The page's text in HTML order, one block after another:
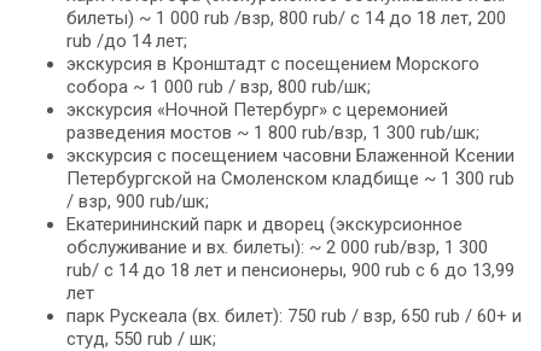
билеты) ~ 1 000 rub /взр, 800 rub/ c 14 до 18 лет, 200
rub /до 14 лет;
экскурсия в Кронштадт с посещением Морского
собора ~ 1 000 rub / взр, 800 rub/шк;
экскурсия «Ночной Петербург» с церемонией
разведения мостов ~ 1 800 rub/взр, 1 300 rub/шк;
экскурсия с посещением часовни Блаженной Ксении
Петербургской на Смоленском кладбище ~ 1 300 rub
/ взр, 900 rub/шк;
Екатерининский парк и дворец (экскурсионное
обслуживание и вх. билеты): ~ 2 000 rub/взр, 1 300
rub/ c 14 до 18 лет и пенсионеры, 900 rub c 6 до 13,99
лет
парк Рускеала (вх. билет): 750 rub / взр, 650 rub / 60+ и
студ, 550 rub / шк;